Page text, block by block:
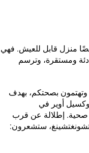
منزل قابل للعيش. فهي
ومستقرة، وترسم
وتهتمون بصحتكم، بهدف
أوير في
صحية. إطلالة عن قرب
ستشعرون: